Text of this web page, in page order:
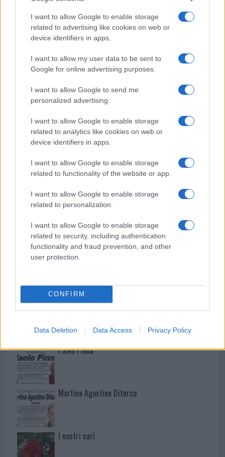
I want to allow Google to enable storage
related to advertising like cookies on web or
device identifiers in apps.
I want to allow my user data to be sent to
Google for online advertising purposes.
I want to allow Google to send me
personalized advertising.
I want to allow Google to enable storage
related to analytics like cookies on web or
device identifiers in apps.
I want to allow Google to enable storage
related to functionality of the website or app.
I want to allow Google to enable storage
related to personalization.
I want to allow Google to enable storage
related to security, including authentication
functionality and fraud prevention, and other
user protection.
CONFIRM
Data Deletion Data Access Privacy Policy
in Europa: classifica dei 5 centri di riferimento
pe…
l’inaugurazione
Andrea Mura conquista Palau: grande
partecipazione per il suo racconto
Calangianus, allarme sul centro accoglienza
minori, Albieri: “Episodi gravissimi”
Mario Malu
Paolo Pinna
Martina Agostina Diturco
I nostri cari